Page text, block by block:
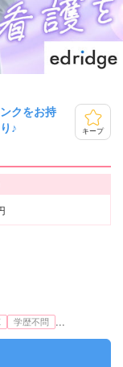
クをお持
♪
キープ
学歴不問 ...